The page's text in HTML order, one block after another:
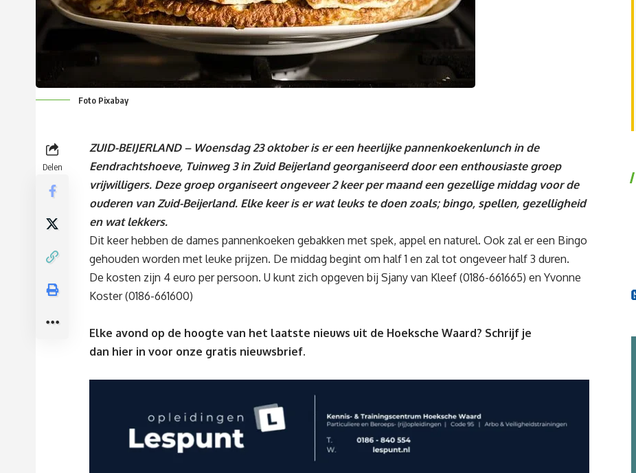
Foto Pixabay
Delen
ZUID-BEIJERLAND – Woensdag 23 oktober is er een heerlijke pannenkoekenlunch in de
Eendrachtshoeve, Tuinweg 3 in Zuid Beijerland georganiseerd door een enthousiaste groep
vrijwilligers. Deze groep organiseert ongeveer 2 keer per maand een gezellige middag voor de
ouderen van Zuid-Beijerland. Elke keer is er wat leuks te doen zoals; bingo, spellen, gezelligheid
en wat lekkers.
Dit keer hebben de dames pannenkoeken gebakken met spek, appel en naturel. Ook zal er een Bingo
gehouden worden met leuke prijzen. De middag begint om half 1 en zal tot ongeveer half 3 duren.
De kosten zijn 4 euro per persoon. U kunt zich opgeven bij Sjany van Kleef (0186-661665) en Yvonne
Koster (0186-661600)
Elke avond op de hoogte van het laatste nieuws uit de Hoeksche Waard? Schrijf je
dan hier in voor onze gratis nieuwsbrief.